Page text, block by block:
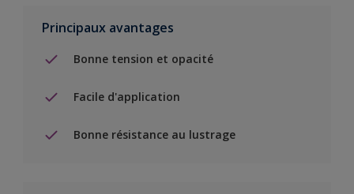
Principaux avantages
Bonne tension et opacité
Facile d'application
Bonne résistance au lustrage